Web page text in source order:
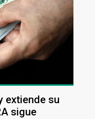
extiende su
sigue